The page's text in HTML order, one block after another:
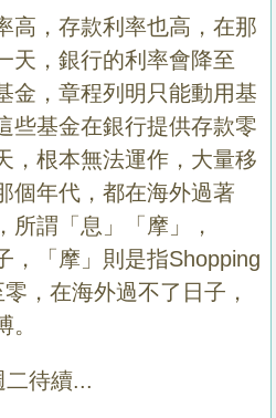
，存款利率也高，在那
天，銀行的利率會降至
金，章程列明只能動用基
些基金在銀行提供存款零
，根本無法運作，大量移
個年代，都在海外過著
所謂「息」「摩」，
，「摩」則是指Shopping
零，在海外過不了日子，
二待續...